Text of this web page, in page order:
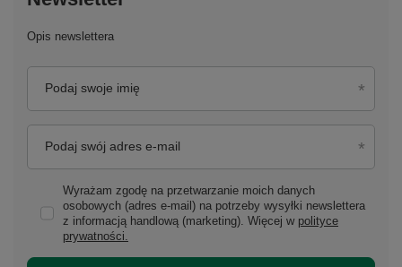
Opis newslettera
Podaj swoje imię
Podaj swój adres e-mail
Wyrażam zgodę na przetwarzanie moich danych
osobowych (adres e-mail) na potrzeby wysyłki newslettera
z informacją handlową (marketing). Więcej w polityce
prywatności.